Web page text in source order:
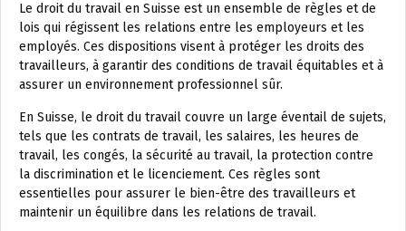
Le droit du travail en Suisse est un ensemble de règles et de
lois qui régissent les relations entre les employeurs et les
employés. Ces dispositions visent à protéger les droits des
travailleurs, à garantir des conditions de travail équitables et à
assurer un environnement professionnel sûr.
En Suisse, le droit du travail couvre un large éventail de sujets,
tels que les contrats de travail, les salaires, les heures de
travail, les congés, la sécurité au travail, la protection contre
la discrimination et le licenciement. Ces règles sont
essentielles pour assurer le bien-être des travailleurs et
maintenir un équilibre dans les relations de travail.